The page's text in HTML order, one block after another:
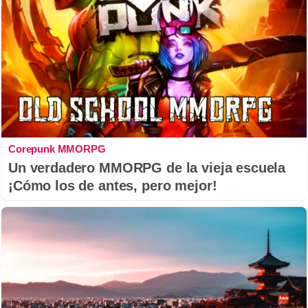
Corepunk MMORPG
Un verdadero MMORPG de la vieja escuela
¡Cómo los de antes, pero mejor!